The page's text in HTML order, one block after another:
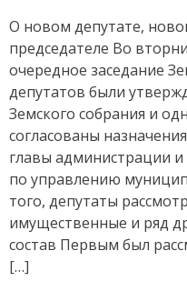
О новом депутате,
председателе Во
очередное заседание
депутатов были
Земского собрания и
согласованы
главы администрации
по управлению
того, депутаты
имущественные и ряд
состав Первым был
[…]